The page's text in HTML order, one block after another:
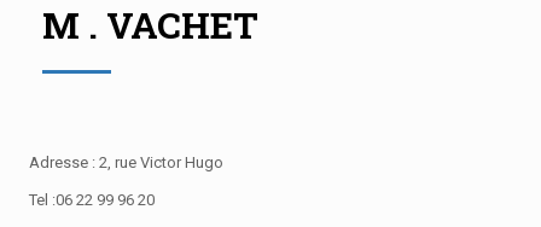
M . VACHET
Adresse : 2, rue Victor Hugo
Tel :06 22 99 96 20